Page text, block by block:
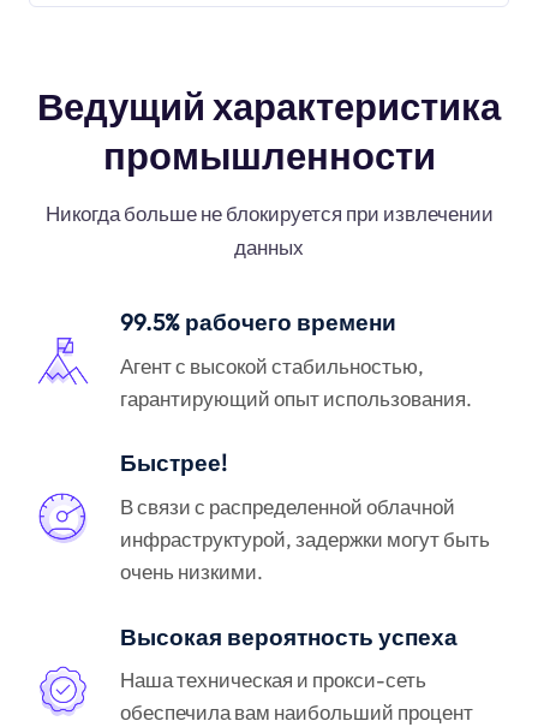
Ведущий характеристика
промышленности
Никогда больше не блокируется при извлечении
данных
99.5% рабочего времени
Агент с высокой стабильностью,
гарантирующий опыт использования.
Быстрее!
В связи с распределенной облачной
инфраструктурой, задержки могут быть
очень низкими.
Высокая вероятность успеха
Наша техническая и прокси-сеть
обеспечила вам наибольший процент